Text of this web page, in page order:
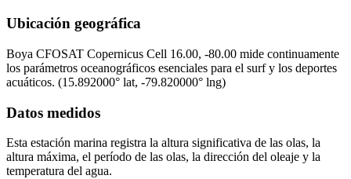
Ubicación geográfica
Boya CFOSAT Copernicus Cell 16.00, -80.00 mide continuamente
los parámetros oceanográficos esenciales para el surf y los deportes
acuáticos. (15.892000° lat, -79.820000° lng)
Datos medidos
Esta estación marina registra la altura significativa de las olas, la
altura máxima, el período de las olas, la dirección del oleaje y la
temperatura del agua.